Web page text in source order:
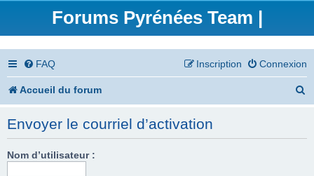
Forums Pyrénées Team |
FAQ Connexion
Inscription
Accueil du forum
Envoyer le courriel d’activation
Nom d’utilisateur :